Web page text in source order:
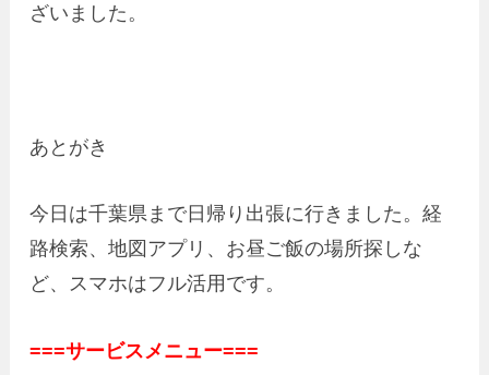
ざいました。
あとがき
今日は千葉県まで日帰り出張に行きました。経
路検索、地図アプリ、お昼ご飯の場所探しな
ど、スマホはフル活用です。
===サービスメニュー===